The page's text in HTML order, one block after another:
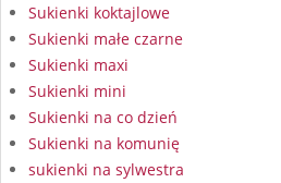
Sukienki koktajlowe
Sukienki małe czarne
Sukienki maxi
Sukienki mini
Sukienki na co dzień
Sukienki na komunię
sukienki na sylwestra